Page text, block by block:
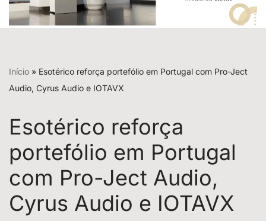
Início » Esotérico reforça portefólio em Portugal com Pro-Ject
Audio, Cyrus Audio e IOTAVX
Esotérico reforça
portefólio em Portugal
com Pro-Ject Audio,
Cyrus Audio e IOTAVX